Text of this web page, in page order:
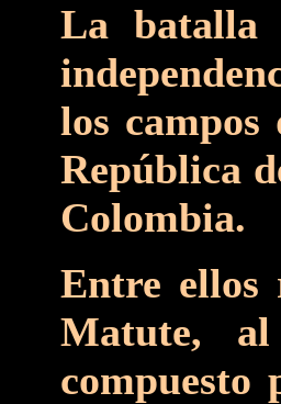
La batalla
los
República
Colombia.
Entre ellos
Matute,
compuesto